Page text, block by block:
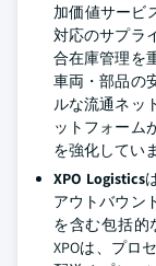
加価値サービ
対応のサプラ
合在庫管理を
車両・部品の
ルな流通ネッ
ットフォーム
を強化してい
XPO Logistics
アウトバウン
を含む包括的
XPOは、プロ